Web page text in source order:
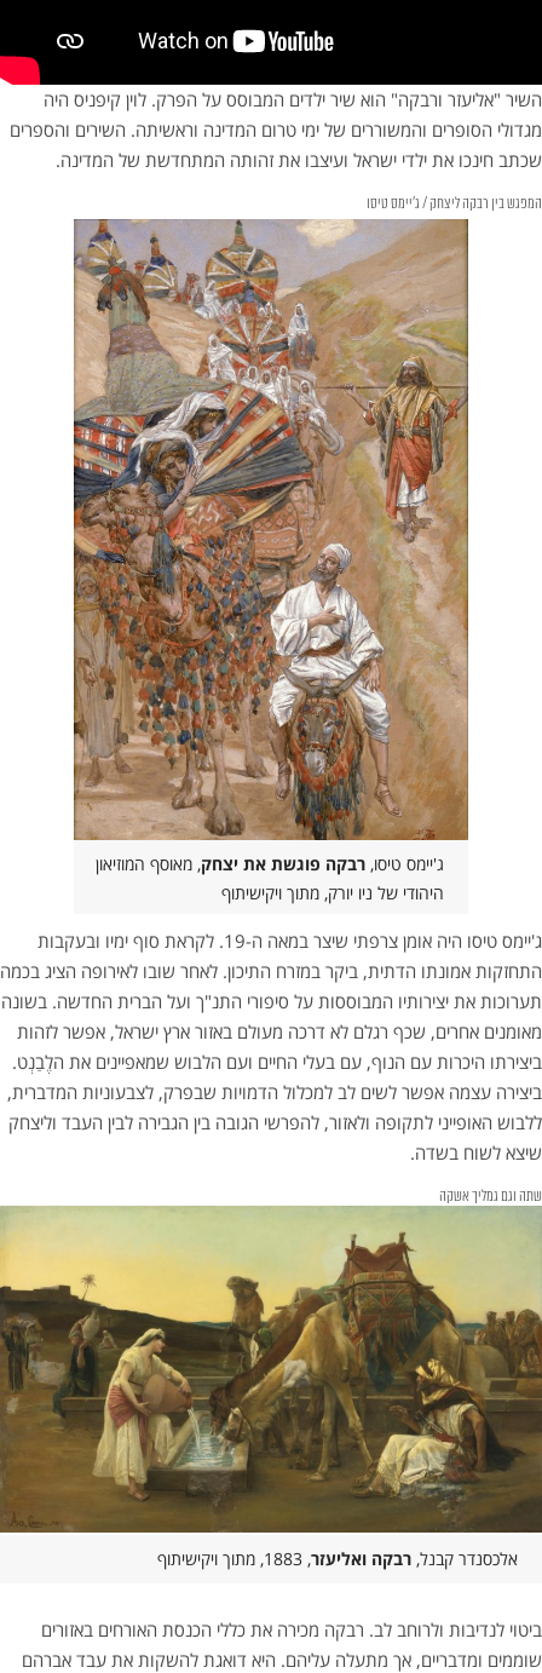
השיר "אליעזר ורבקה" הוא שיר ילדים המבוסס על הפרק. לוין קיפניס היה
מגדולי הסופרים והמשוררים של ימי טרום המדינה וראשיתה. השירים והספרים
שכתב חינכו את ילדי ישראל ועיצבו את זהותה המתחדשת של המדינה.
המפגש בין רבקה ליצחק / ג'יימס טיסו
ג'יימס טיסו, רבקה פוגשת את יצחק, מאוסף המוזיאון
היהודי של ניו יורק, מתוך ויקישיתוף
ג'יימס טיסו היה אומן צרפתי שיצר במאה ה-19. לקראת סוף ימיו ובעקבות
התחזקות אמונתו הדתית, ביקר במזרח התיכון. לאחר שובו לאירופה הציג בכמה
תערוכות את יצירותיו המבוססות על סיפורי התנ"ך ועל הברית החדשה. בשונה
מאומנים אחרים, שכף רגלם לא דרכה מעולם באזור ארץ ישראל, אפשר לזהות
ביצירתו היכרות עם הנוף, עם בעלי החיים ועם הלבוש שמאפיינים את הלֶבַנְט.
ביצירה עצמה אפשר לשים לב למכלול הדמויות שבפרק, לצבעוניות המדברית,
ללבוש האופייני לתקופה ולאזור, להפרשי הגובה בין הגבירה לבין העבד וליצחק
שיצא לשוח בשדה.
שתה וגם גמליך אשקה
אלכסנדר קבנל, רבקה ואליעזר, 1883, מתוך ויקישיתוף
ביטוי לנדיבות ולרוחב לב. רבקה מכירה את כללי הכנסת האורחים באזורים
שוממים ומדבריים, אך מתעלה עליהם. היא דואגת להשקות את עבד אברהם